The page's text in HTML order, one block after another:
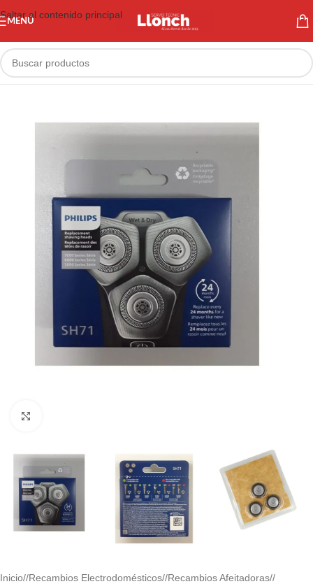
Saltar al contenido principal
MENÚ
Inicio/ Recambios Electrodomésticos/ Recambios Afeitadoras/